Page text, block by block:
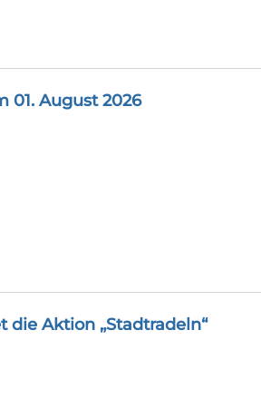
01. August 2026
Aktion „Stadtradeln“